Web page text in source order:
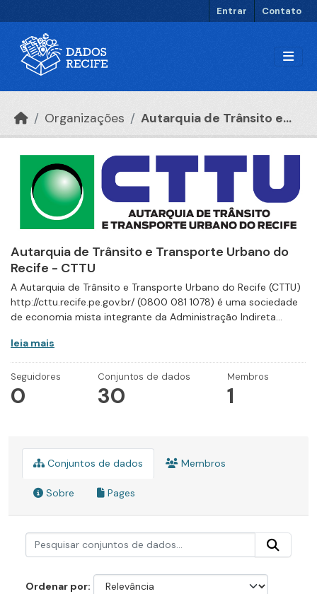
Entrar Contato
Organizações Autarquia de Trânsito e...
Autarquia de Trânsito e Transporte Urbano do
Recife - CTTU
A Autarquia de Trânsito e Transporte Urbano do Recife (CTTU)
http://cttu.recife.pe.gov.br/ (0800 081 1078) é uma sociedade
de economia mista integrante da Administração Indireta...
leia mais
Seguidores
0
Conjuntos de dados
30
Membros
1
Conjuntos de dados Membros
Sobre Pages
Ordenar por